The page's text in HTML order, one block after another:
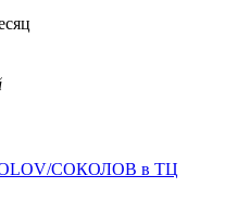
СОКОЛОВ в ТЦ